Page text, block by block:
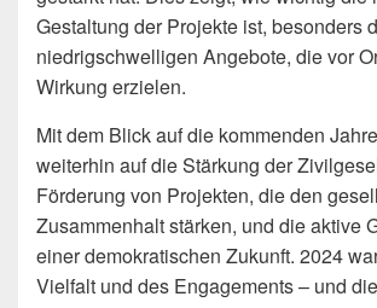
Gestaltung der Projekte ist, besonders
niedrigschwelligen Angebote, die vor
Wirkung erzielen.
Mit dem Blick auf die kommenden
weiterhin auf die Stärkung der
Förderung von Projekten, die den
Zusammenhalt stärken, und die aktive
einer demokratischen Zukunft. 2024
Vielfalt und des Engagements – und